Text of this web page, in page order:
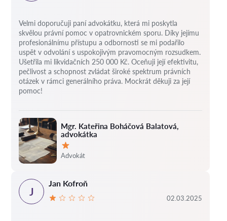
Mgr. Kateřina Boháčová Balatová,
advokátka
Hodnocení:
Advokát
Velmi doporučuji paní advokátku, která mi poskytla
skvělou právní pomoc v opatrovnickém sporu. Díky jejímu
profesionálnímu přístupu a odbornosti se mi podařilo
uspět v odvolání s uspokojivým pravomocným rozsudkem.
Ušetřila mi likvidačních 250 000 Kč. Oceňuji její efektivitu,
pečlivost a schopnost zvládat široké spektrum právních
otázek v rámci generálního práva. Mockrát děkuji za její
pomoc!
J
Jan Kofroň
02.03.2025